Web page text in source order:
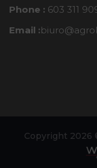
Phone : 603 311
Email :
Copyright 2026